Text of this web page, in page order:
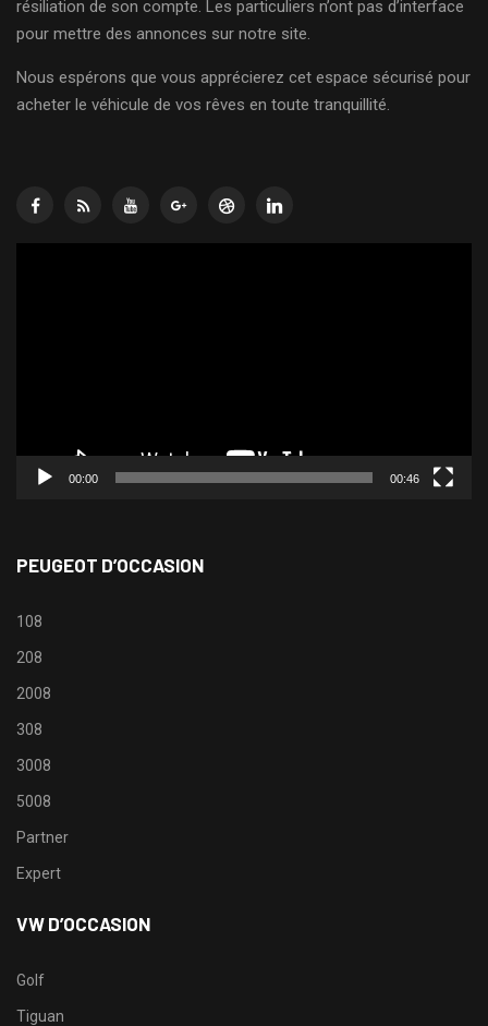
résiliation de son compte. Les particuliers n’ont pas d’interface
pour mettre des annonces sur notre site.
Nous espérons que vous apprécierez cet espace sécurisé pour
acheter le véhicule de vos rêves en toute tranquillité.
00:00 00:46
PEUGEOT D’OCCASION
108
208
2008
308
3008
5008
Partner
Expert
VW D’OCCASION
Golf
Tiguan